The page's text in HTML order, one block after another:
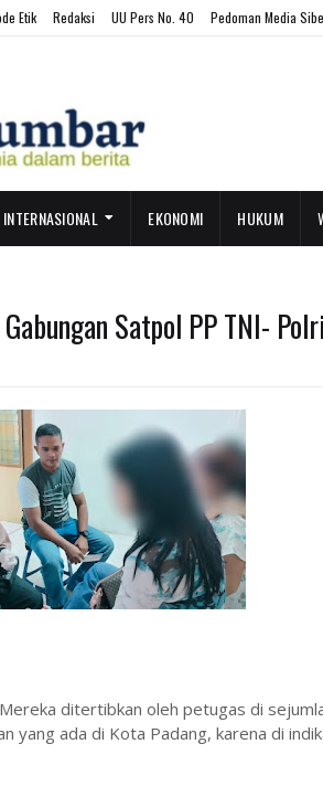
Etik Redaksi UU Pers No. 40 Pedoman Media
INTERNASIONAL EKONOMI HUKUM
Satpol PP TNI- Polri
Mereka ditertibkan oleh petugas di
yang ada di Kota Padang, karena di